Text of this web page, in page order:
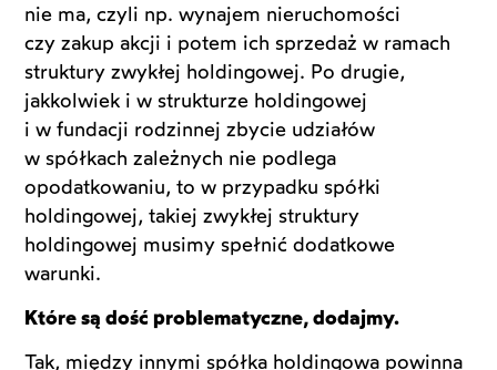
nie ma, czyli np. wynajem nieruchomości
czy zakup akcji i potem ich sprzedaż w ramach
struktury zwykłej holdingowej. Po drugie,
jakkolwiek i w strukturze holdingowej
i w fundacji rodzinnej zbycie udziałów
w spółkach zależnych nie podlega
opodatkowaniu, to w przypadku spółki
holdingowej, takiej zwykłej struktury
holdingowej musimy spełnić dodatkowe
warunki.
Które są dość problematyczne, dodajmy.
Tak, między innymi spółka holdingowa powinna